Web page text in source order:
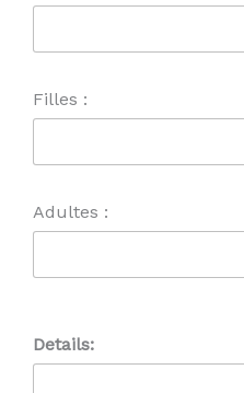
Filles :
Adultes :
Details: